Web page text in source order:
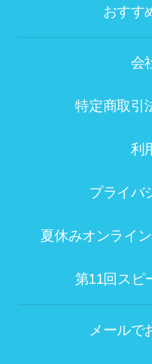
おすす
会
特定商取引
利
プライバ
夏休みオンライ
第11回スピ
メールで